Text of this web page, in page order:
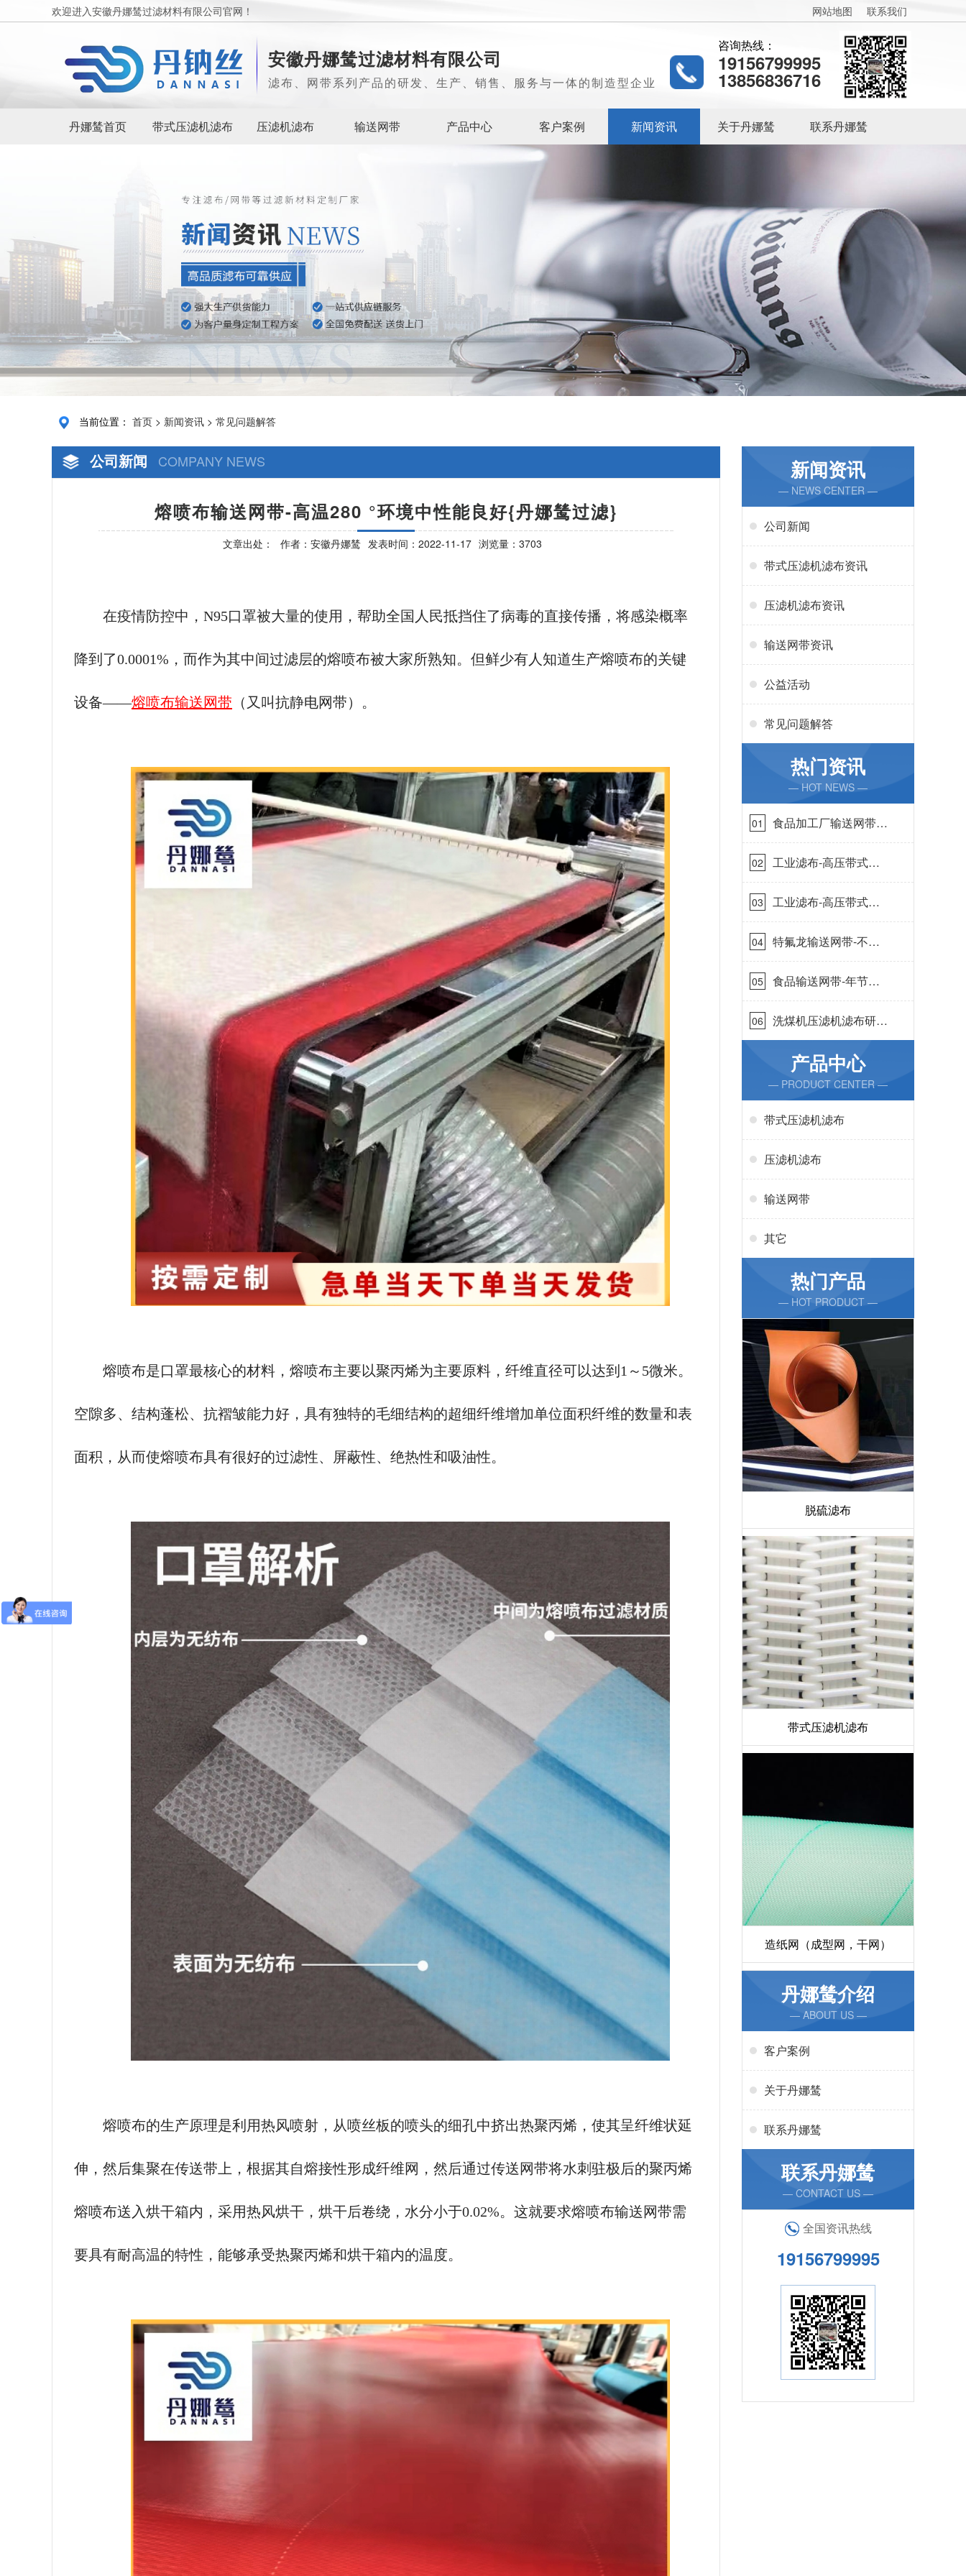
欢迎进入安徽丹娜鸶过滤材料有限公司官网！ 网站地图 联系我们
安徽丹娜鸶过滤材料有限公司
滤布、网带系列产品的研发、生产、销售、服务与一体的制造型企业
咨询热线：
19156799995
13856836716
丹娜鸶首页 带式压滤机滤布 压滤机滤布 输送网带 产品中心 客户案例 新闻资讯 关于丹娜鸶 联系丹娜鸶
当前位置： 首页 > 新闻资讯 > 常见问题解答
公司新闻 COMPANY NEWS
熔喷布输送网带-高温280 °环境中性能良好{丹娜鸶过滤}
文章出处： 作者：安徽丹娜鸶 发表时间：2022-11-17 浏览量：3703
在疫情防控中， N95口罩被大量的使用，帮助全国人民抵挡住了病毒的直接传播，将感染概率
降到了0.0001%，而作为其中间过滤层的熔喷布被大家所熟知。但鲜少有人知道生产熔喷布的关键
设备——熔喷布输送网带 （又叫抗静电网带）。
熔喷布是口罩最核心的材料，熔喷布主要以聚丙烯为主要原料，纤维直径可以达到 1～5微米。
空隙多、结构蓬松、抗褶皱能力好，具有独特的毛细结构的超细纤维增加单位面积纤维的数量和表
面积，从而使熔喷布具有很好的过滤性、屏蔽性、绝热性和吸油性。
熔喷布的生产原理是利用热风喷射，从喷丝板的喷头的细孔中挤出热聚丙烯，使其呈纤维状延
伸，然后集聚在传送带上，根据其自熔接性形成纤维网，然后通过传送网带将水刺驻极后的聚丙烯
熔喷布送入烘干箱内，采用热风烘干，烘干后卷绕，水分小于0.02%。这就要求熔喷布输送网带需
要具有耐高温的特性，能够承受热聚丙烯和烘干箱内的温度。
新闻资讯
— NEWS CENTER —
公司新闻
带式压滤机滤布资讯
压滤机滤布资讯
输送网带资讯
公益活动
常见问题解答
热门资讯
— HOT NEWS —
01
食品加工厂输送网带哪
里有-耐温耐磨{丹娜鸶
过滤}
02
工业滤布-高压带式滤
布需要高强耐磨吗{丹
娜鸶过滤}
03
工业滤布-高压带式滤
布一定要高强耐磨{丹
娜鸶过滤}
04
特氟龙输送网带-不惧
高温{丹娜鸶过滤}
05
食品输送网带-年节省
成本75万{丹娜鸶过滤}
06
洗煤机压滤机滤布研发
生产-按需定制{丹娜鸶
过滤}产品中心
— PRODUCT CENTER —
带式压滤机滤布
压滤机滤布
输送网带
其它
热门产品
— HOT PRODUCT —
脱硫滤布
带式压滤机滤布
造纸网（成型网，干网）
丹娜鸶介绍
— ABOUT US —
客户案例
关于丹娜鸶
联系丹娜鸶
联系丹娜鸶
— CONTACT US —
全国资讯热线
19156799995